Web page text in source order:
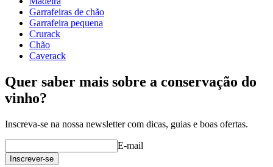
Crie a sua própria estrutura com estes módulos na nossa ferramenta
online de decoração de adegas (abre numa nova janela e requer que
profundidade (cm)
Peso (kg)31
Garrafeiras de chão
Garrafeira pequena
Crurack
Chão
Caverack
Quer saber mais sobre a conservação do
vinho?
Inscreva-se na nossa newsletter com dicas, guias e boas ofertas.
E-mail
Inscrever-se